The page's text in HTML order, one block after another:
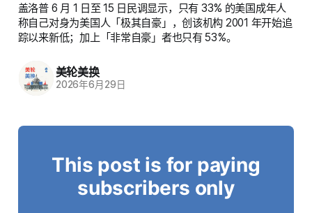
盖洛普 6 月 1 日至 15 日民调显示，只有 33% 的美国成年人
称自己对身为美国人「极其自豪」，创该机构 2001 年开始追
踪以来新低；加上「非常自豪」者也只有 53%。
美轮美换
2026年6月29日
This post is for paying
subscribers only